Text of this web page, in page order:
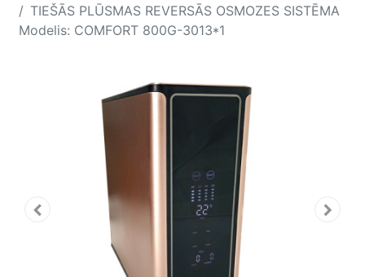
TIEŠĀS PLŪSMAS REVERSĀS OSMOZES SISTĒMA
Modelis: COMFORT 800G-3013*1